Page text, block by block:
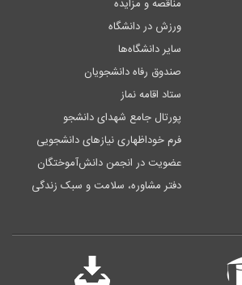
مناقصه و مزایده
ورزش در دانشگاه
سایر دانشگاه‌ها
صندوق رفاه دانشجویان
ستاد اقامه نماز
پورتال جامع شهدای دانشجو
فرم خوداظهاری نیازهای دانشجویی
عضویت در انجمن دانش‌آموختگان
دفتر مشاوره، سلامت و سبک زندگی